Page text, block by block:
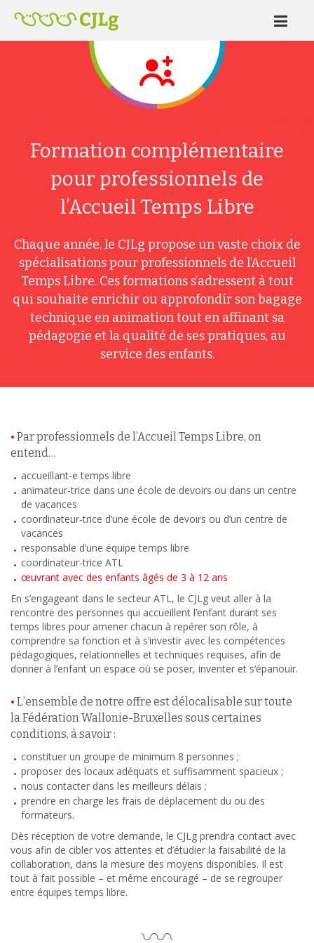
Formation complémentaire
pour professionnels de
l’Accueil Temps Libre
Chaque année, le CJLg propose un vaste choix de
spécialisations pour professionnels de l’Accueil
Temps Libre. Ces formations s’adressent à tout
qui souhaite enrichir ou approfondir son bagage
technique en animation tout en affinant sa
pédagogie et la qualité de ses pratiques, au
service des enfants.
• Par professionnels de l’Accueil Temps Libre, on
entend…
accueillant-e temps libre
animateur-trice dans une école de devoirs ou dans un centre
de vacances
coordinateur-trice d’une école de devoirs ou d’un centre de
vacances
responsable d’une équipe temps libre
coordinateur-trice ATL
œuvrant avec des enfants âgés de 3 à 12 ans
En s’engageant dans le secteur ATL, le CJLg veut aller à la
rencontre des personnes qui accueillent l’enfant durant ses
temps libres pour amener chacun à repérer son rôle, à
comprendre sa fonction et à s’investir avec les compétences
pédagogiques, relationnelles et techniques requises, afin de
donner à l’enfant un espace où se poser, inventer et s‘épanouir.
• L’ensemble de notre offre est délocalisable sur toute
la Fédération Wallonie-Bruxelles sous certaines
conditions, à savoir :
constituer un groupe de minimum 8 personnes ;
proposer des locaux adéquats et suffisamment spacieux ;
nous contacter dans les meilleurs délais ;
prendre en charge les frais de déplacement du ou des
formateurs.
Dès réception de votre demande, le CJLg prendra contact avec
vous afin de cibler vos attentes et d’étudier la faisabilité de la
collaboration, dans la mesure des moyens disponibles. Il est
tout à fait possible – et même encouragé – de se regrouper
entre équipes temps libre.